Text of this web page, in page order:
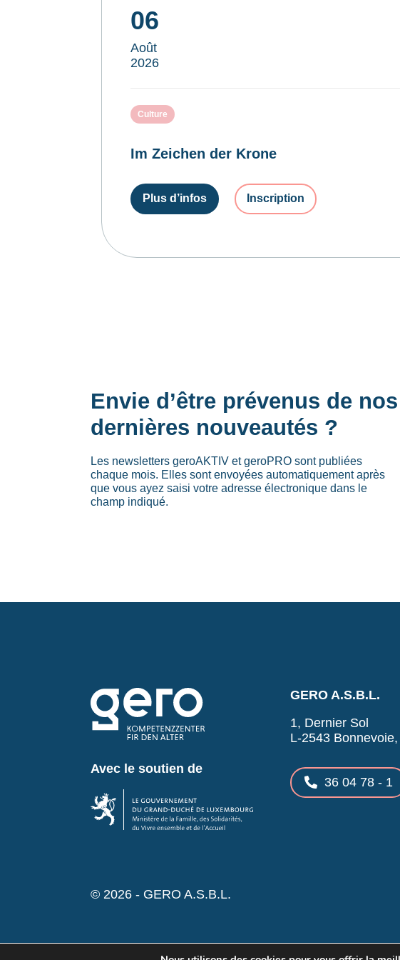
06
Août
2026
Culture
Im Zeichen der Krone
Plus d’infos Inscription
Envie d’être prévenus de nos
dernières nouveautés ?
Les newsletters geroAKTIV et geroPRO sont publiées
chaque mois. Elles sont envoyées automatiquement après
que vous ayez saisi votre adresse électronique dans le
champ indiqué.
Avec le soutien de
GERO A.S.B.L.
1, Dernier Sol
L-2543
36 04 78 - 1
© 2026 - GERO A.S.B.L.